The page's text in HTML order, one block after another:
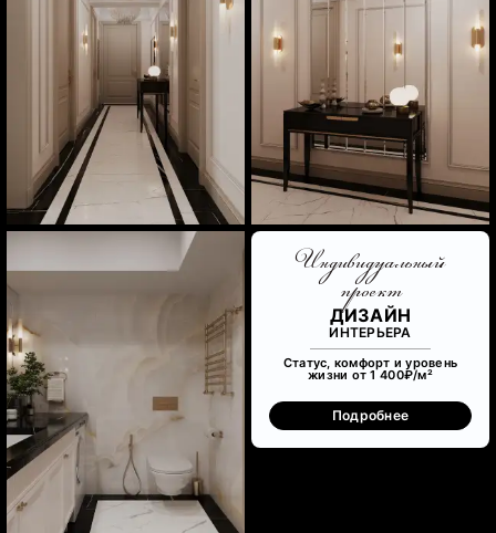
Индивидуальный
проект
ДИЗАЙН
ИНТЕРЬЕРА
Статус, комфорт и уровень
жизни от 1 400₽/м²
Подробнее